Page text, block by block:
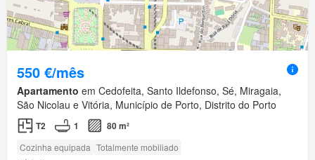
550 €/mês
Apartamento em Cedofeita, Santo Ildefonso, Sé, Miragaia,
São Nicolau e Vitória, Município de Porto, Distrito do Porto
T2 1 80 m²
Cozinha equipada Totalmente mobiliado